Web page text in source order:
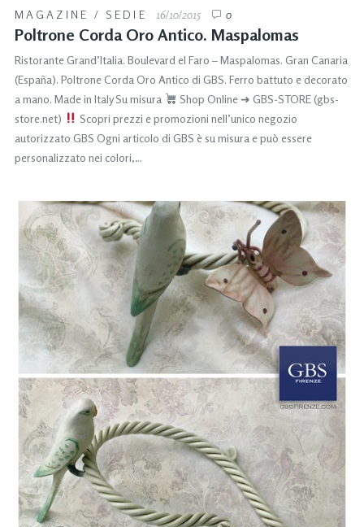
MAGAZINE / SEDIE 16/10/2015 0
Poltrone Corda Oro Antico. Maspalomas
Ristorante Grand’Italia. Boulevard el Faro – Maspalomas. Gran Canaria
(España). Poltrone Corda Oro Antico di GBS. Ferro battuto e decorato
a mano. Made in Italy Su misura
Shop Online ➜ GBS-STORE (gbs-
store.net)
Scopri prezzi e promozioni nell’unico negozio
autorizzato GBS Ogni articolo di GBS è su misura e può essere
personalizzato nei colori,…